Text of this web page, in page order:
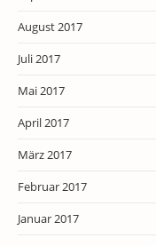
August 2017
Juli 2017
Mai 2017
April 2017
März 2017
Februar 2017
Januar 2017